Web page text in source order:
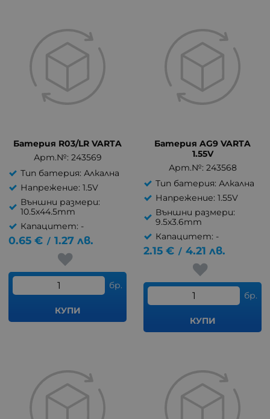
Батерия R03/LR VARTA
Арт.№: 243569
Тип батерия: Алкална
Напрежение: 1.5V
Външни размери:
10.5x44.5mm
Капацитет: -
0.65 € / 1.27 лв.
бр.
КУПИ
Батерия AG9 VARTA
1.55V
Арт.№: 243568
Тип батерия: Алкална
Напрежение: 1.55V
Външни размери:
9.5x3.6mm
Капацитет: -
2.15 € / 4.21 лв.
бр.
КУПИ